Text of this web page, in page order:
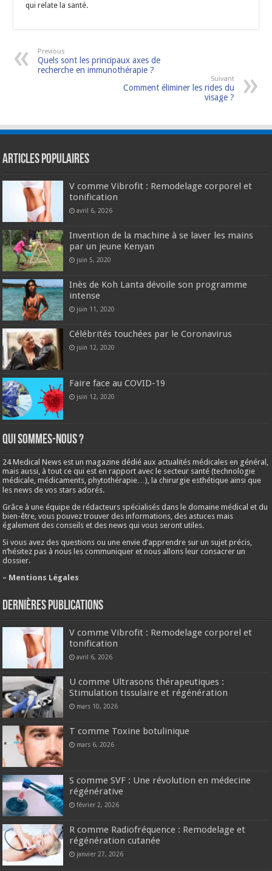
qui relate la santé.
Previous
Quels sont les principaux axes de
recherche en immunothérapie ?
Suivant
Comment éliminer les rides du
visage ?
Articles populaires
V comme Vibrofit : Remodelage corporel et
tonification
avril 6, 2026
Invention de la machine à se laver les mains
par un jeune Kenyan
juin 5, 2020
Inès de Koh Lanta dévoile son programme
intense
juin 11, 2020
Célébrités touchées par le Coronavirus
juin 12, 2020
Faire face au COVID-19
juin 12, 2020
Qui sommes-nous ?
24 Medical News est un magazine dédié aux actualités médicales en général,
mais aussi, à tout ce qui est en rapport avec le secteur santé (technologie
médicale, médicaments, phytothérapie…), la chirurgie esthétique ainsi que
les news de vos stars adorés.
Grâce à une équipe de rédacteurs spécialisés dans le domaine médical et du
bien-être, vous pouvez trouver des informations, des astuces mais
également des conseils et des news qui vous seront utiles.
Si vous avez des questions ou une envie d’apprendre sur un sujet précis,
n’hésitez pas à nous les communiquer et nous allons leur consacrer un
dossier.
– Mentions Légales
Dernières publications
V comme Vibrofit : Remodelage corporel et
tonification
avril 6, 2026
U comme Ultrasons thérapeutiques :
Stimulation tissulaire et régénération
mars 10, 2026
T comme Toxine botulinique
mars 6, 2026
S comme SVF : Une révolution en médecine
régénérative
février 2, 2026
R comme Radiofréquence : Remodelage et
régénération cutanée
janvier 27, 2026